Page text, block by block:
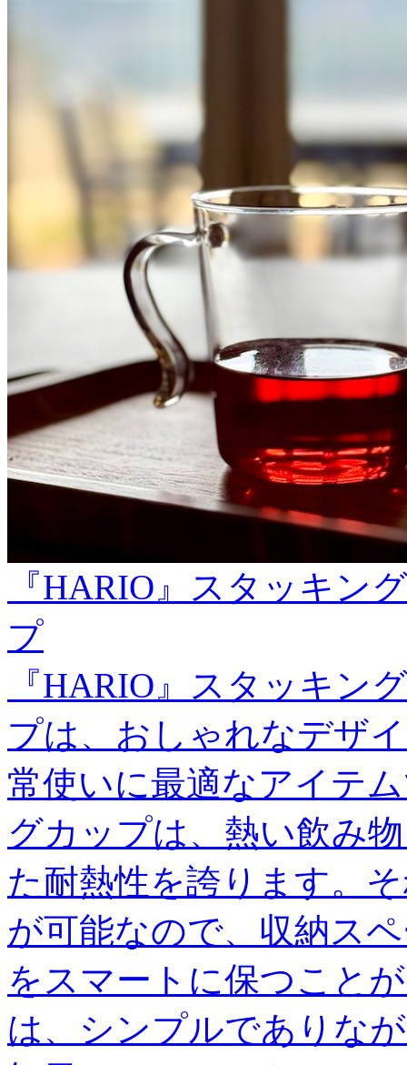
『HARIO』スタッキン
プ
『HARIO』スタッキン
プは、おしゃれなデザ
常使いに最適なアイテ
グカップは、熱い飲み
た耐熱性を誇ります。
が可能なので、収納ス
をスマートに保つこと
は、シンプルでありな